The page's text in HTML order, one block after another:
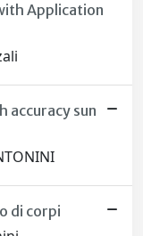
Application
accuracy sun
di corpi